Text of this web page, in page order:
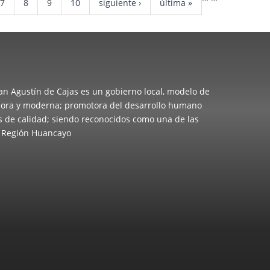
7 8 9 10 siguiente › última »
Agustín de Cajas es un gobierno local, modelo de
y moderna; promotora del desarrollo humano
calidad; siendo reconocidos como una de las
Huancayo